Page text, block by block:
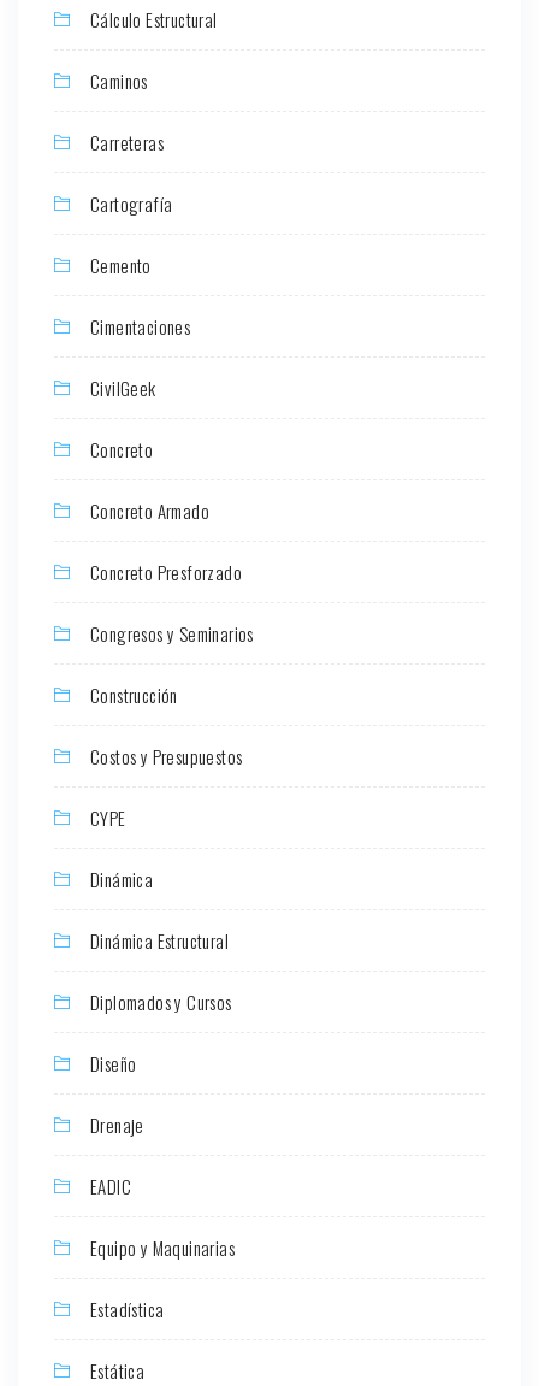
Cálculo Estructural
Caminos
Carreteras
Cartografía
Cemento
Cimentaciones
CivilGeek
Concreto
Concreto Armado
Concreto Presforzado
Congresos y Seminarios
Construcción
Costos y Presupuestos
CYPE
Dinámica
Dinámica Estructural
Diplomados y Cursos
Diseño
Drenaje
EADIC
Equipo y Maquinarias
Estadística
Estática